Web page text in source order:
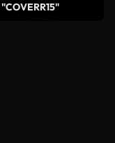
"COVERR15"